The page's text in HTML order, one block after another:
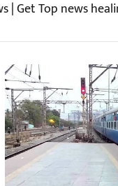
| Get Top news